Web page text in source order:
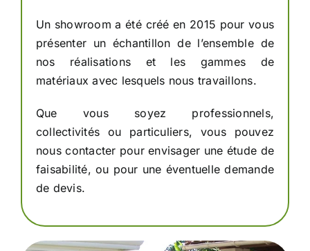
Un showroom a été créé en 2015 pour vous
présenter un échantillon de l’ensemble de
nos réalisations et les gammes de
matériaux avec lesquels nous travaillons.
Que vous soyez professionnels,
collectivités ou particuliers, vous pouvez
nous contacter pour envisager une étude de
faisabilité, ou pour une éventuelle demande
de devis.